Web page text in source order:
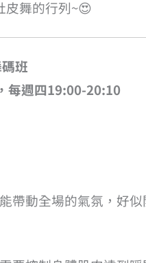
皮舞的行列~😍
班
每週四19:00-20:10
帶動全場的氣氛，好